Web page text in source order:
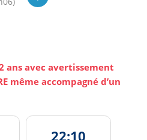
ans avec avertissement
même accompagné d’un
22:10